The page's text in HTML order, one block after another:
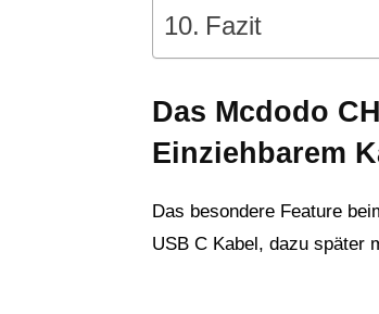
Fazit
Das Mcdodo
Einziehbarem
Das besondere Feature
USB C Kabel, dazu später